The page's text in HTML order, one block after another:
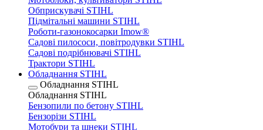
Обприскувачі STIHL
Підмітальні машини STIHL
Роботи-газонокосарки Imow®
Садові пилососи, повітродувки STIHL
Садові подрібнювачі STIHL
Трактори STIHL
Обладнання STIHL
Обладнання STIHL
Обладнання STIHL
Бензопили по бетону STIHL
Бензорізи STIHL
Мотобури та шнеки STIHL